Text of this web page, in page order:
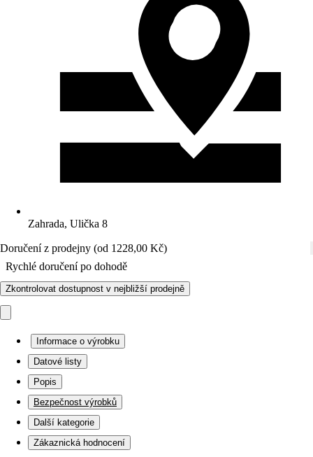
Zahrada, Ulička 8
Doručení z prodejny (od 1228,00 Kč)
Rychlé doručení po dohodě
Zkontrolovat dostupnost v nejbližší prodejně
Informace o výrobku
Datové listy
Popis
Bezpečnost výrobků
Další kategorie
Zákaznická hodnocení